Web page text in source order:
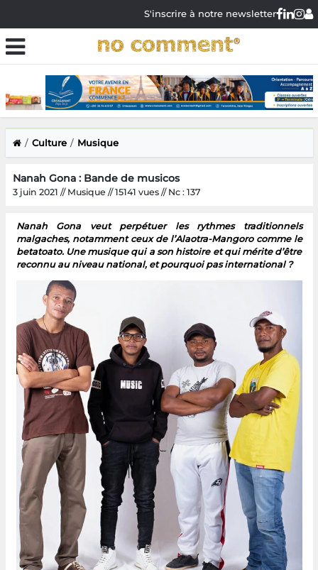
S'inscrire à notre newsletter
Culture Musique
Nanah Gona : Bande de musicos
3 juin 2021 // Musique // 15141 vues // Nc : 137
Nanah Gona veut perpétuer les rythmes traditionnels
malgaches, notamment ceux de l’Alaotra-Mangoro comme le
betatoato. Une musique qui a son histoire et qui mérite d’être
reconnu au niveau national, et pourquoi pas international ?